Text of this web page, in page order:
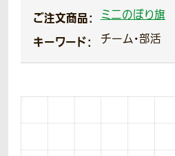
ご注文商品： ミニのぼり旗
キーワード： チーム・部活